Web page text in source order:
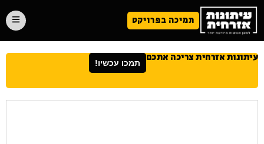
תמיכה בפרויקט
עיתונות אזרחית צריכה אתכם תמכו עכשיו!